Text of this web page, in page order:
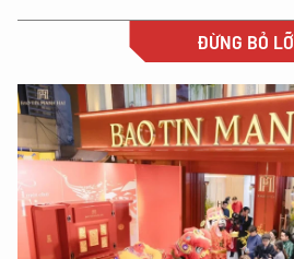
ĐỪNG BỎ LỠ